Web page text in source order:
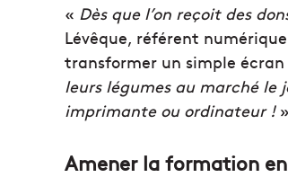
« Dès que l’on reçoit des
Lévêque, référent
transformer un simple
leurs légumes au marché le
imprimante ou ordinateur !
Amener la formation